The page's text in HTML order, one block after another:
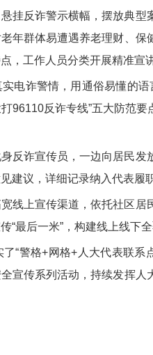
挂反诈警示横幅，摆放典
年群体易遭遇养老理财、
，工作人员分类开展精准宣讲
电诈警情，用通俗易懂的
96110反诈专线”五大防范
反诈宣传员，一边向居民
建议，详细记录纳入代表履
线上宣传渠道，依托社区
“最后一米”，构建线上线下全
“警格+网格+人大代表联
宣传系列活动，持续发挥